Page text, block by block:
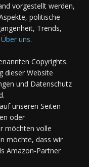
vorgestellt werden,
politische
Trends,
Über uns.
Copyrights.
dieser Website
und Datenschutz
unseren Seiten
oder
möchten volle
möchte, dass wir
Amazon-Partner